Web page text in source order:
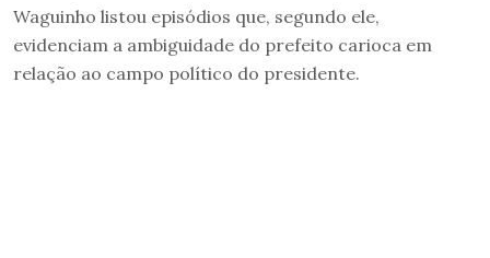
Waguinho listou episódios que, segundo ele,
evidenciam a ambiguidade do prefeito carioca em
relação ao campo político do presidente.